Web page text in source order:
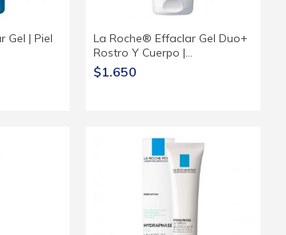
Gel | Piel
La Roche® Effaclar Gel Duo+
Rostro Y Cuerpo |…
$1.650